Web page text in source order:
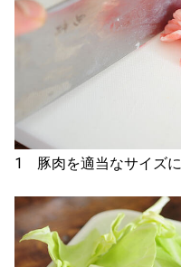
1 豚肉を適当なサイズに